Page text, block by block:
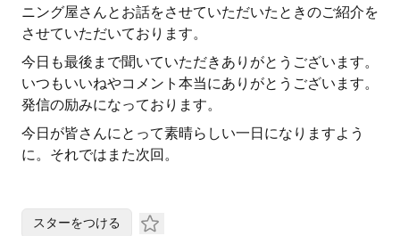
ニング屋さんとお話をさせていただいたときのご紹介を
させていただいております。
今日も最後まで聞いていただきありがとうございます。
いつもいいねやコメント本当にありがとうございます。
発信の励みになっております。
今日が皆さんにとって素晴らしい一日になりますよう
に。それではまた次回。
スターをつける